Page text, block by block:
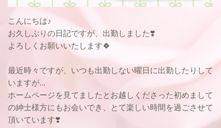
こんにちは♪
お久しぶりの日記ですが、出勤しました❣️
よろしくお願いいたします🍀
最近時々ですが、いつも出勤しない曜日に出勤したりして
いますが...
ホームページを見てましたとお越しくださった初めまして
の紳士様方にもお会いでき、とて楽しい時間を過ごさせて
頂いています❣️